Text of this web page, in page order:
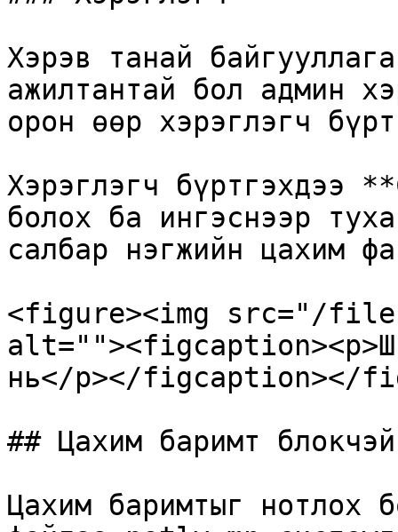
Хэрэв танай
ажилтантай бол админ
орон өөр хэрэглэгч
Хэрэглэгч бүртгэхдээ
болох ба ингэснээр
салбар нэгжийн цахим
<figure><img src="/files/
нь</p></figcaption></
## Цахим баримт
Цахим баримтыг нотлох